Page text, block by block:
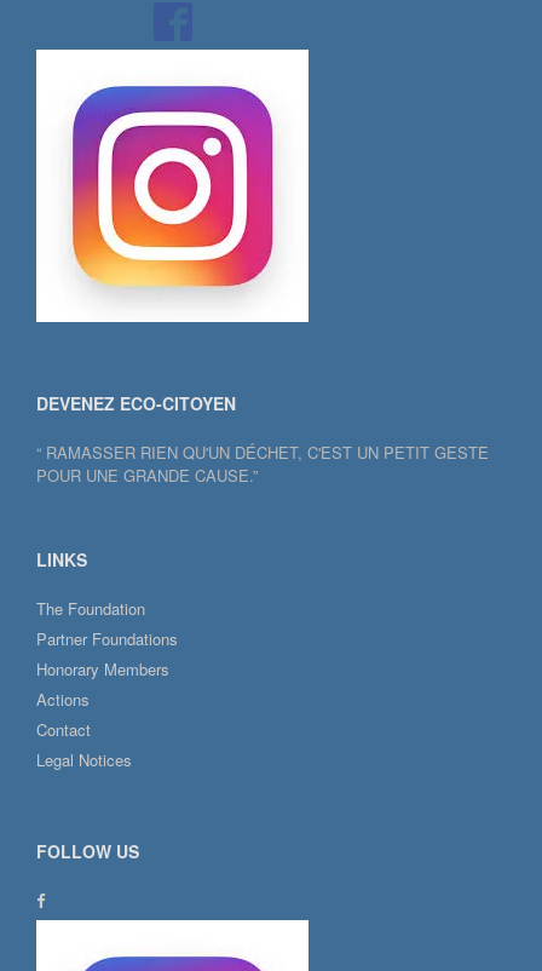
DEVENEZ ECO-CITOYEN
“ RAMASSER RIEN QU'UN DÉCHET, C'EST UN PETIT GESTE
POUR UNE GRANDE CAUSE.”
LINKS
The Foundation
Partner Foundations
Honorary Members
Actions
Contact
Legal Notices
FOLLOW US